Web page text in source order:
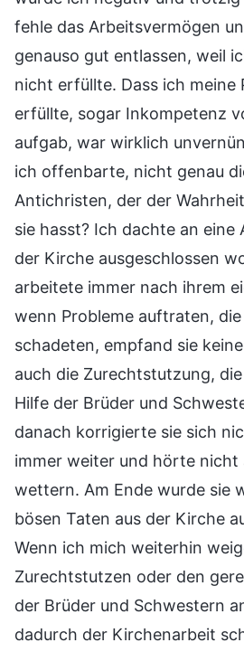
fehle das Arbeitsvermögen
genauso gut entlassen, weil
nicht erfüllte. Dass ich meine
erfüllte, sogar Inkompetenz
aufgab, war wirklich
ich offenbarte, nicht genau
Antichristen, der der
sie hasst? Ich dachte an eine
der Kirche ausgeschlossen
arbeitete immer nach ihrem
wenn Probleme auftraten,
schadeten, empfand sie
auch die Zurechtstutzung,
Hilfe der Brüder und
danach korrigierte sie sich
immer weiter und hörte nicht
wettern. Am Ende wurde sie
bösen Taten aus der Kirche
Wenn ich mich weiterhin
Zurechtstutzen oder den
der Brüder und Schwestern
dadurch der Kirchenarbeit